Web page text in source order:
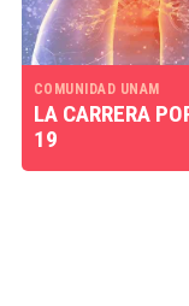
COMUNIDAD UNAM
LA CARRERA
19